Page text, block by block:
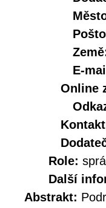
E-
Online
Role:
Další
Abstrakt: